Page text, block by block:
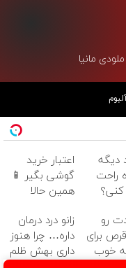
دیگه
راحت
کنی؟
اعتبار خرید
گوشی بگیر 📱
همین حالا
بده 🎯
رو
برای
خوب
زانو درد درمان
داره… چرا هنوز
داری بهش ظلم